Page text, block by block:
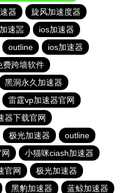
器
旋风加速度器
速噐
ios加速器
outline
ios加速器
费跨墙软件
黑洞永久加速器
雷霆vp加速器官网
器下载官网
极光加速器
outline
小猫咪ciash加速器
官网
极光加速器
黑豹加速器 蓝鲸加速器